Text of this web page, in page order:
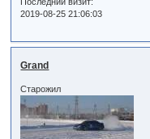
2019-08-25 21:06:03
Grand
Старожил